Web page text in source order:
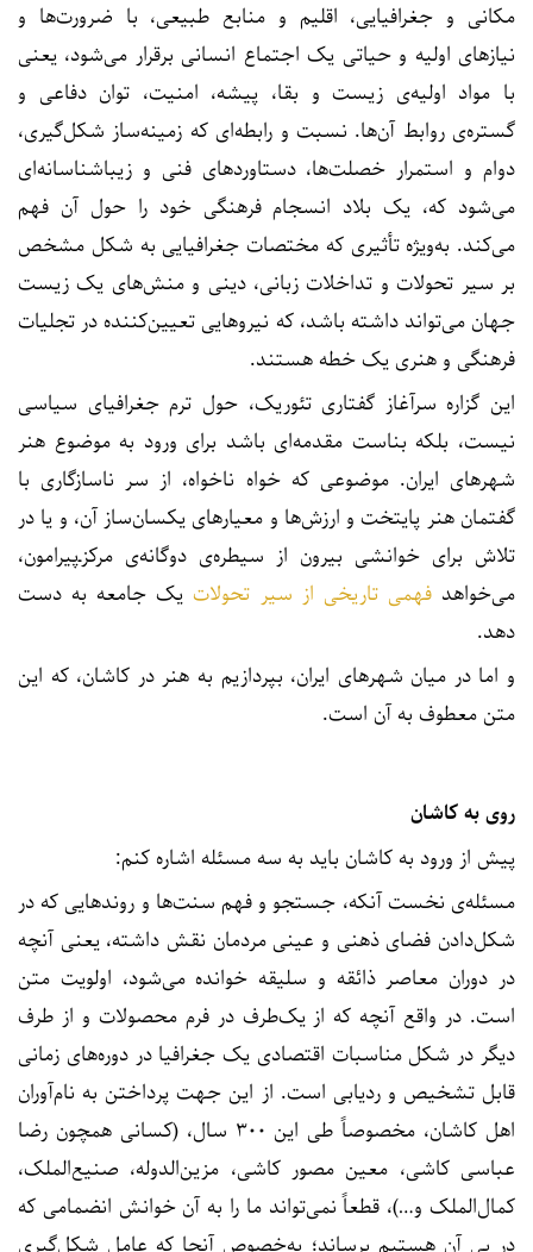
مکانی و جغرافیایی، اقلیم و منابع طبیعی، با ضرورت‌ها و
نیازهای اولیه و حیاتی یک اجتماع انسانی برقرار می‌شود، یعنی
با مواد اولیه‌ی زیست و بقا، پیشه، امنیت، توان دفاعی و
گستره‌ی روابط آن‌ها. نسبت و رابطه‌ای که زمینه‌ساز شکل‌گیری،
دوام و استمرار خصلت‌ها، دستاوردهای فنی و زیباشناسانه‌ای
می‌شود که، یک بلاد انسجام فرهنگی خود را حول آن فهم
می‌کند. به‌ویژه تأثیری که مختصات جغرافیایی به شکل مشخص
بر سیر تحولات و تداخلات زبانی، دینی و منش‌های یک زیست
جهان می‌تواند داشته باشد، که نیروهایی تعیین‌کننده در تجلیات
فرهنگی و هنری یک خطه هستند.
این گزاره سرآغاز گفتاری تئوریک، حول ترم جغرافیای سیاسی
نیست، بلکه بناست مقدمه‌ای باشد برای ورود به موضوع هنر
شهرهای ایران. موضوعی که خواه ناخواه، از سر ناسازگاری با
گفتمان هنر پایتخت و ارزش‌ها و معیارهای یکسان‌ساز آن، و یا در
تلاش برای خوانشی بیرون از سیطره‌ی دوگانه‌ی مرکز‌ـ‌پیرامون،
می‌خواهدفهمی تاریخی از سیر تحولاتیک جامعه به دست
دهد.
و اما در میان شهرهای ایران، بپردازیم به هنر در کاشان، که این
متن معطوف به آن است.
روی به کاشان
پیش از ورود به کاشان باید به سه مسئله اشاره کنم:
مسئله‌ی نخست آنکه، جستجو و فهم سنت‌ها و روند‌هایی که در
شکل‌دادن فضای ذهنی و عینی مردمان نقش داشته، یعنی آنچه
در دوران معاصر ذائقه و سلیقه خوانده می‌شود، اولویت متن
است. در واقع آنچه که از یک‌طرف در فرم محصولات و از طرف
دیگر در شکل مناسبات اقتصادی یک جغرافیا در دوره‌های زمانی
قابل تشخیص و ردیابی ا‌ست. از این جهت پرداختن به نام‌آوران
اهل کاشان، مخصوصاً طی این ۳۰۰ سال، (کسانی همچون رضا
عباسی کاشی، معین مصور کاشی، مزین‌الدوله، صنیع‌الملک،
کمال‌الملک و…)، قطعاً نمی‌تواند ما را به آن خوانش انضمامی که
در پی آن هستیم برساند؛ به‌خصوص آنجا که عامل شکل‌گیری